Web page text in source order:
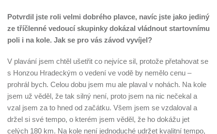
Potvrdil jste roli velmi dobrého plavce, navíc jste jako jediný
ze tříčlenné vedoucí skupinky dokázal vládnout startovnímu
poli i na kole. Jak se pro vás závod vyvíjel?
V plavání jsem chtěl ušetřit co nejvíce sil, protože přetahovat se
s Honzou Hradeckým o vedení ve vodě by nemělo cenu –
prohrál bych. Celou dobu jsem mu ale plaval v nohách. Na kole
jsem už věděl, že tak silný není, proto jsem na nic nečekal a
vzal jsem za to hned od začátku. Všem jsem se vzdaloval a
držel si své tempo, o kterém jsem věděl, že ho dokážu jet
celých 180 km. Na kole není jednoduché udržet kvalitní tempo,